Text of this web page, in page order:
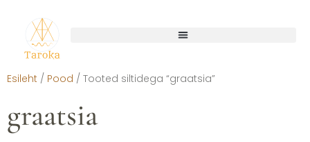
Esileht / Pood / Tooted siltidega “graatsia”
graatsia